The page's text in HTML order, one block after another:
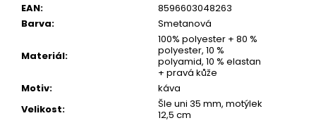
EAN:
8596603048263
Barva: Smetanová
Materiál:
100% polyester + 80 %
polyester, 10 %
polyamid, 10 % elastan
+ pravá kůže
Motiv:
káva
Velikost:
Šle uni 35 mm, motýlek
12,5 cm